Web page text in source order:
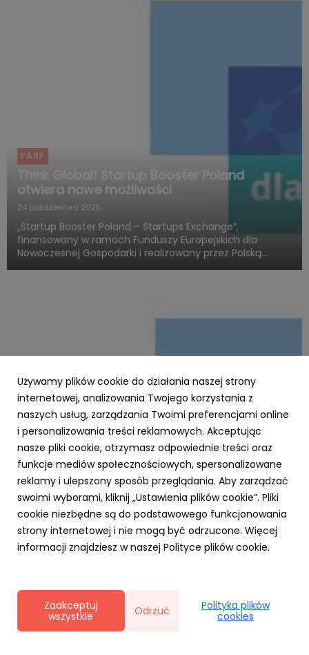
PARP
Think Global! Startup Booster Poland
otwiera nowe możliwości
24 października 2025
„Startup Booster Poland – Startups Exchange”,
finansowany w ramach Funduszy Europejskich dla
Nowoczesnej Gospodarki i realizowany przez Polską
PARP
Zielone światło dla Twojej firmy – nawet 3,5
mln zł na ekologiczną transformację z
Funduszy Europejskich!
23 października 2025
Chcesz, aby Twoja firma działała nowocześnie,
ekologicznie i oszczędnie? Dzięki Funduszom Europejskim
dla Polski Wschodniej (FEPW), oferowanym przez Polską
kierunku gospodarki...
Używamy plików cookie do działania naszej strony
internetowej, analizowania Twojego korzystania z
naszych usług, zarządzania Twoimi preferencjami online
i personalizowania treści reklamowych. Akceptując
nasze pliki cookie, otrzymasz odpowiednie treści oraz
funkcje mediów społecznościowych, spersonalizowane
reklamy i ulepszony sposób przeglądania. Aby zarządzać
swoimi wyborami, kliknij „Ustawienia plików cookie”. Pliki
cookie niezbędne są do podstawowego funkcjonowania
strony internetowej i nie mogą być odrzucone. Więcej
informacji znajdziesz w naszej Polityce plików cookie.
Zaakceptuj
wszystkie
Odrzuć
Polityka plików
cookies